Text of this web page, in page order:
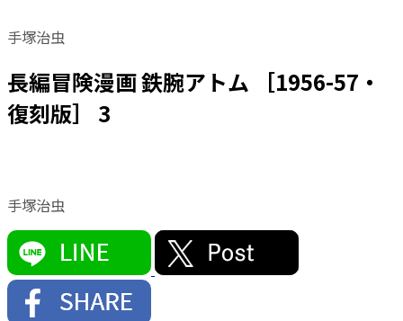
手塚治虫
長編冒険漫画 鉄腕アトム ［1956-57・
復刻版］ 3
手塚治虫